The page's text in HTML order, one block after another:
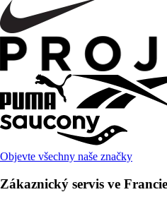
Objevte všechny naše značky
Zákaznický servis ve Francie